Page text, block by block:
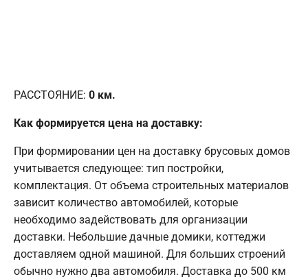
РАССТОЯНИЕ: 0 км.
Как формируется цена на доставку:
При формировании цен на доставку брусовых домов
учитывается следующее: тип постройки,
комплектация. От объема строительных материалов
зависит количество автомобилей, которые
необходимо задействовать для организации
доставки. Небольшие дачные домики, коттеджи
доставляем одной машиной. Для больших строений
обычно нужно два автомобиля. Доставка до 500 км